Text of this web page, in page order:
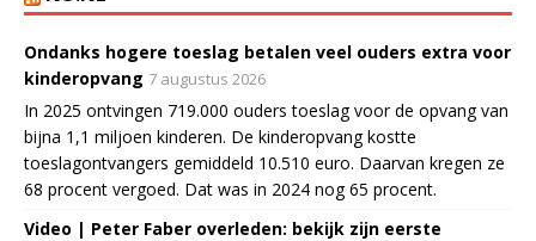
Ondanks hogere toeslag betalen veel ouders extra voor
kinderopvang 7 augustus 2026
In 2025 ontvingen 719.000 ouders toeslag voor de opvang van
bijna 1,1 miljoen kinderen. De kinderopvang kostte
toeslagontvangers gemiddeld 10.510 euro. Daarvan kregen ze
68 procent vergoed. Dat was in 2024 nog 65 procent.
Video | Peter Faber overleden: bekijk zijn eerste